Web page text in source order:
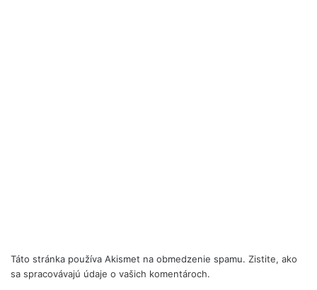
Táto stránka používa Akismet na obmedzenie spamu. Zistite, ako
sa spracovávajú údaje o vašich komentároch.